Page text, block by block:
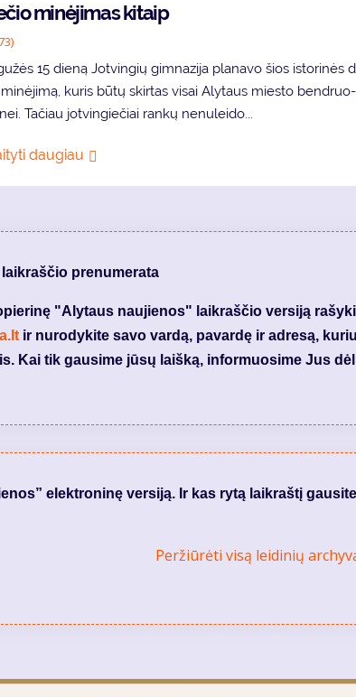
mi­nė­ji­mas ki­taip
15 die­ną Jot­vin­gių gim­na­zi­ja pla­na­vo šios is­to­ri­nės
ku­ris bū­tų skir­tas vi­sai Aly­taus mies­to ben­druo­
Ta­čiau jot­vin­gie­čiai ran­kų ne­nu­lei­do...
daugiau
prenumerata
"Alytaus naujienos" laikraščio versiją
ir nurodykite savo vardą, pavardę ir adresą,
Kai tik gausime jūsų laišką, informuosime Jus dėl
elektroninę versiją. Ir kas rytą laikraštį
Peržiūrėti visą leidinių